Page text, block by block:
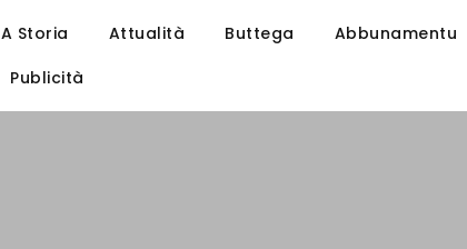
A Storia Attualità Buttega
Abbunamentu
Publicità